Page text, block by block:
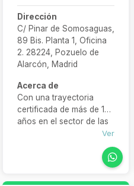
Dirección
C/ Pinar de Somosaguas,
89 Bis. Planta 1, Oficina
2. 28224, Pozuelo de
Alarcón, Madrid
Acerca de
Con una trayectoria
certificada de más de 13
años en el sector de las
eficiencia, innovación y
Ver